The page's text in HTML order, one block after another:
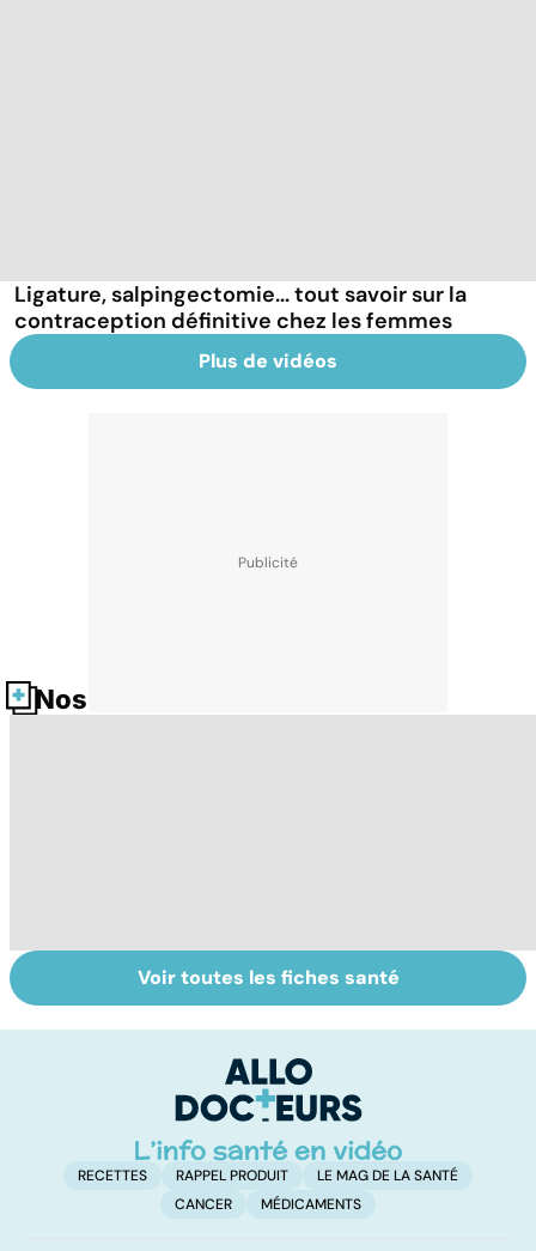
Ligature, salpingectomie... tout savoir sur la
contraception définitive chez les femmes
Plus de vidéos
Nos fiches santé
La tuberculose
pulmonaire
Femmes :
comment
Voir toutes les fiches santé
RECETTES RAPPEL PRODUIT
LE MAG DE LA SANTÉ
CANCER
MÉDICAMENTS